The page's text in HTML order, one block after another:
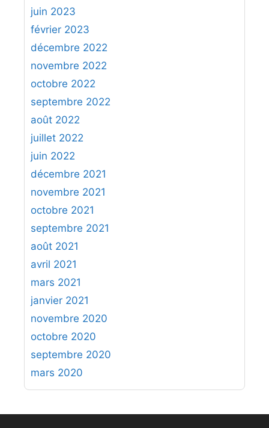
juin 2023
février 2023
décembre 2022
novembre 2022
octobre 2022
septembre 2022
août 2022
juillet 2022
juin 2022
décembre 2021
novembre 2021
octobre 2021
septembre 2021
août 2021
avril 2021
mars 2021
janvier 2021
novembre 2020
octobre 2020
septembre 2020
mars 2020